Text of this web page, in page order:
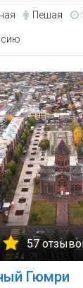
Пешая
57
Гюмри